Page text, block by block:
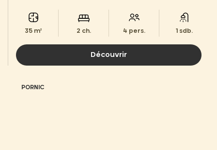
35 m² 2 ch. 4 pers. 1 sdb.
Découvrir
PORNIC